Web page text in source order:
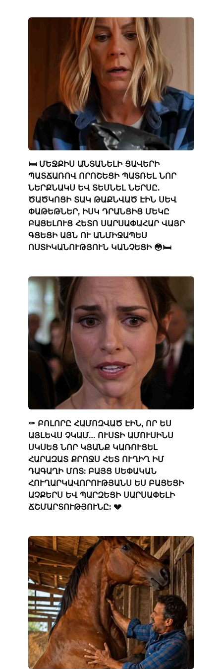
🛏️ ՄԵՋՔԻՍ ԱՆՏԱՆԵԼԻ ՑԱՎԵՐԻ
ՊԱՏՃԱՌՈՎ ՈՐՈՇԵՑԻ ՊԱՏՌԵԼ ՆՈՐ
ՆԵՐՔՆԱԿՍ ԵՎ ՏԵՍՆԵԼ ՆԵՐՍԸ.
ԾԱԾԿՈՑԻ ՏԱԿ ԹԱՔՆՎԱԾ ԷԻՆ ՍԵՎ
ՓԱԹԵԹՆԵՐ, ԻՍԿ ԴՐԱՆՑԻՑ ՄԵԿԸ
ԲԱՑԵԼՈՒՑ ՀԵՏՈ ՍԱՐՍԱՓԱՀԱՐ ՎԱՅՐ
ԳՑԵՑԻ ԱՅՆ ՈՒ ԱՆՄԻՋԱՊԵՍ
ՈՍՏԻԿԱՆՈՒԹՅՈՒՆ ԿԱՆՉԵՑԻ 😳🛏️
⚰️ ԲՈԼՈՐԸ ՀԱՄՈԶՎԱԾ ԷԻՆ, ՈՐ ԵՍ
ԱՅԼԵՎՍ ՉԿԱՄ… ՈՒՍՏԻ ԱՄՈՒՍԻՆՍ
ՍԿՍԵՑ ՆՈՐ ԿՅԱՆՔ ԿԱՌՈՒՑԵԼ
ՀԱՐԱԶԱՏ ՔՐՈՋՍ ՀԵՏ ՈՒՂԻՂ ԻՄ
ԴԱԳԱՂԻ ՄՈՏ: ԲԱՅՑ ՍԵՓԱԿԱՆ
ՀՈՒՂԱՐԿԱՎՈՐՈՒԹՅԱՆՍ ԵՍ ԲԱՑԵՑԻ
ԱՉՔԵՐՍ ԵՎ ՊԱՐԶԵՑԻ ՍԱՐՍԱՓԵԼԻ
ՃՇՄԱՐՏՈՒԹՅՈՒՆԸ: 💔